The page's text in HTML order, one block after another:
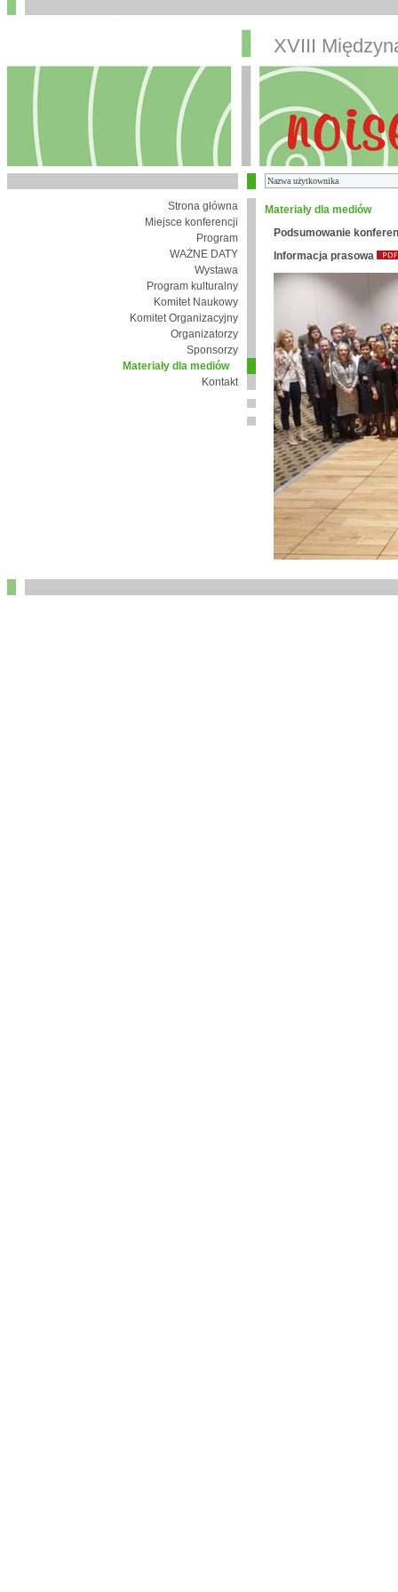
XVIII
Strona główna
Miejsce konferencji
Program
WAŻNE DATY
Wystawa
Program kulturalny
Komitet Naukowy
Komitet Organizacyjny
Organizatorzy
Sponsorzy
Materiały dla mediów
Kontakt
Materiały dla mediów
Podsumowanie
Informacja prasowa